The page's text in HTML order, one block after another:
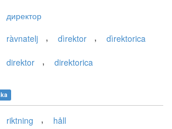
директор
ràvnatelj , dìrektor , dìrektorica
direktor , direktorica
riktning , håll